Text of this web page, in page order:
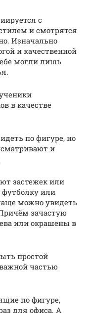
с
и смотрятся
Изначально
и качественной
могли лишь
в качестве
по фигуре, но
и
застежек или
футболку или
можно увидеть
зачастую
или окрашены в
простой
частью
по фигуре,
для офиса. А